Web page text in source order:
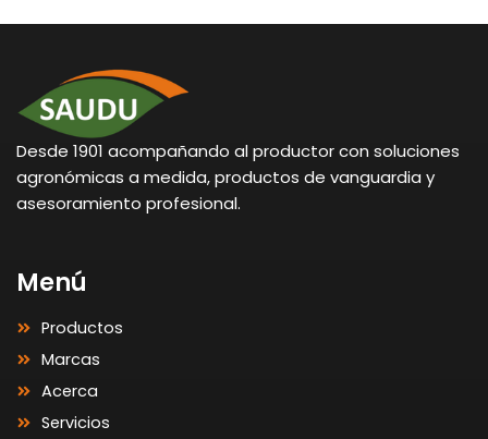
Desde 1901 acompañando al productor con soluciones
agronómicas a medida, productos de vanguardia y
asesoramiento profesional.
Menú
Productos
Marcas
Acerca
Servicios